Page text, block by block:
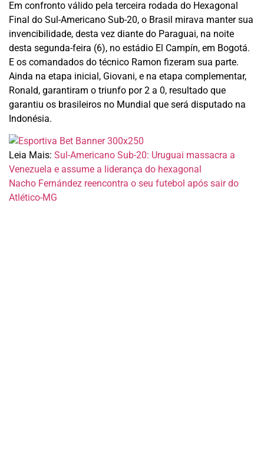
Em confronto válido pela terceira rodada do Hexagonal
Final do Sul-Americano Sub-20, o Brasil mirava manter sua
invencibilidade, desta vez diante do Paraguai, na noite
desta segunda-feira (6), no estádio El Campín, em Bogotá.
E os comandados do técnico Ramon fizeram sua parte.
Ainda na etapa inicial, Giovani, e na etapa complementar,
Ronald, garantiram o triunfo por 2 a 0, resultado que
garantiu os brasileiros no Mundial que será disputado na
Indonésia.
Leia Mais: Sul-Americano Sub-20: Uruguai massacra a
Venezuela e assume a liderança do hexagonal
Nacho Fernández reencontra o seu futebol após sair do
Atlético-MG